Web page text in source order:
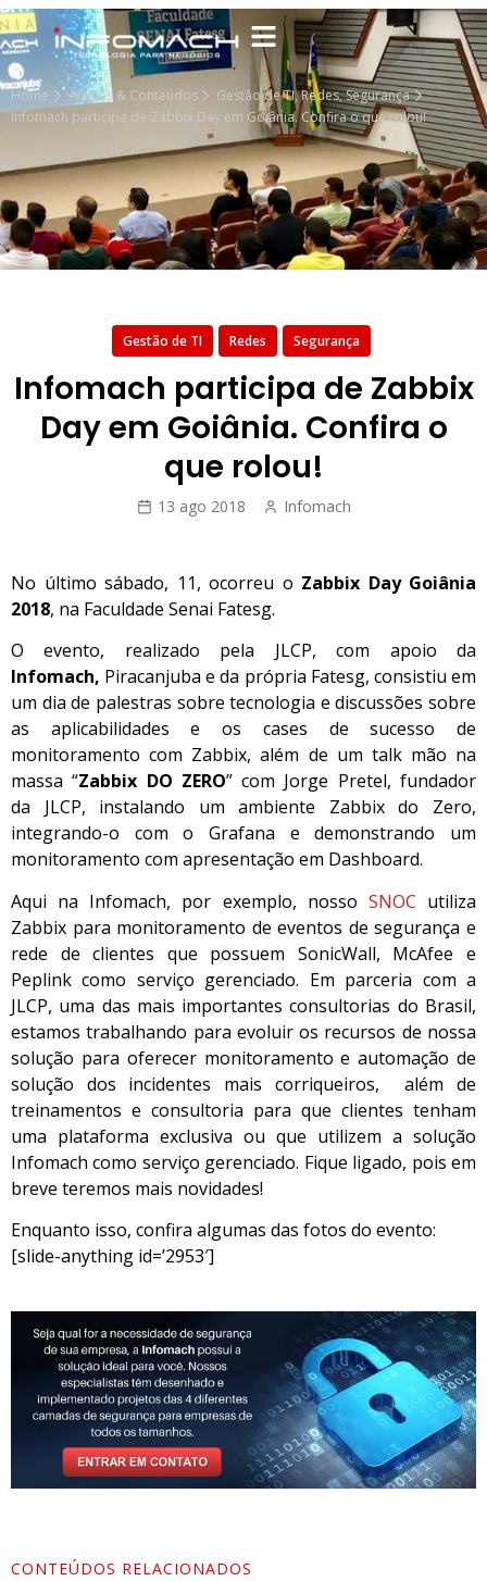
Home Artigos & Conteúdos Gestão de TI,Redes,Segurança
Infomach participa de Zabbix Day em Goiânia. Confira o que rolou!
Gestão de TI Redes Segurança
Infomach participa de Zabbix
Day em Goiânia. Confira o
que rolou!
13 ago 2018 Infomach
No último sábado, 11, ocorreu o Zabbix Day Goiânia
2018, na Faculdade Senai Fatesg.
O evento, realizado pela JLCP, com apoio da
Infomach, Piracanjuba e da própria Fatesg, consistiu em
um dia de palestras sobre tecnologia e discussões sobre
as aplicabilidades e os cases de sucesso de
monitoramento com Zabbix, além de um talk mão na
massa “Zabbix DO ZERO” com Jorge Pretel, fundador
da JLCP, instalando um ambiente Zabbix do Zero,
integrando-o com o Grafana e demonstrando um
monitoramento com apresentação em Dashboard.
Aqui na Infomach, por exemplo, nosso SNOC utiliza
Zabbix para monitoramento de eventos de segurança e
rede de clientes que possuem SonicWall, McAfee e
Peplink como serviço gerenciado. Em parceria com a
JLCP, uma das mais importantes consultorias do Brasil,
estamos trabalhando para evoluir os recursos de nossa
solução para oferecer monitoramento e automação de
solução dos incidentes mais corriqueiros, além de
treinamentos e consultoria para que clientes tenham
uma plataforma exclusiva ou que utilizem a solução
Infomach como serviço gerenciado. Fique ligado, pois em
breve teremos mais novidades!
Enquanto isso, confira algumas das fotos do evento:
[slide-anything id=’2953′]
CONTEÚDOS RELACIONADOS